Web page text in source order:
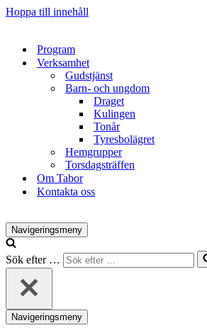
Hoppa till innehåll
Program
Verksamhet
Gudstjänst
Barn- och ungdom
Draget
Kulingen
Tonår
Tyresbolägret
Hemgrupper
Torsdagsträffen
Om Tabor
Kontakta oss
Navigeringsmeny
Sök efter …
Navigeringsmeny